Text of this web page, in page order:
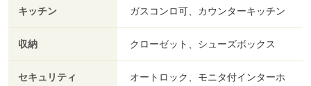
キッチン ガスコンロ可、カウンターキッチン
収納 クローゼット、シューズボックス
セキュリティ
オートロック、モニタ付インターホ